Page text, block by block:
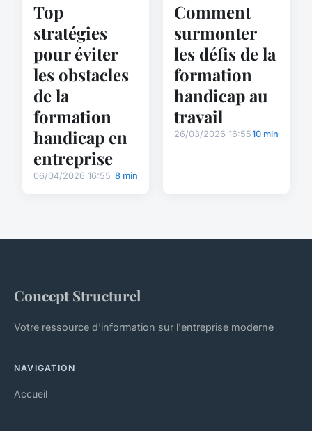
Top
stratégies
pour éviter
les obstacles
de la
formation
handicap en
entreprise
06/04/2026 16:55 8 min
Comment
surmonter
les défis de la
formation
handicap au
travail
26/03/2026 16:5510 min
Concept Structurel
Votre ressource d'information sur l'entreprise moderne
NAVIGATION
Accueil